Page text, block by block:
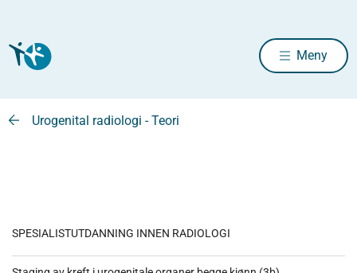
Meny
Urogenital radiologi - Teori
SPESIALISTUTDANNING INNEN RADIOLOGI